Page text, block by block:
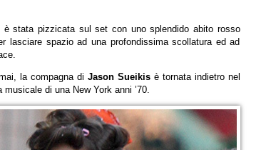
è stata pizzicata sul set con uno splendido abito rosso
lasciare spazio ad una profondissima scollatura ed ad
la compagna di Jason Sueikisè tornata indietro nel
di una New York anni ’70.